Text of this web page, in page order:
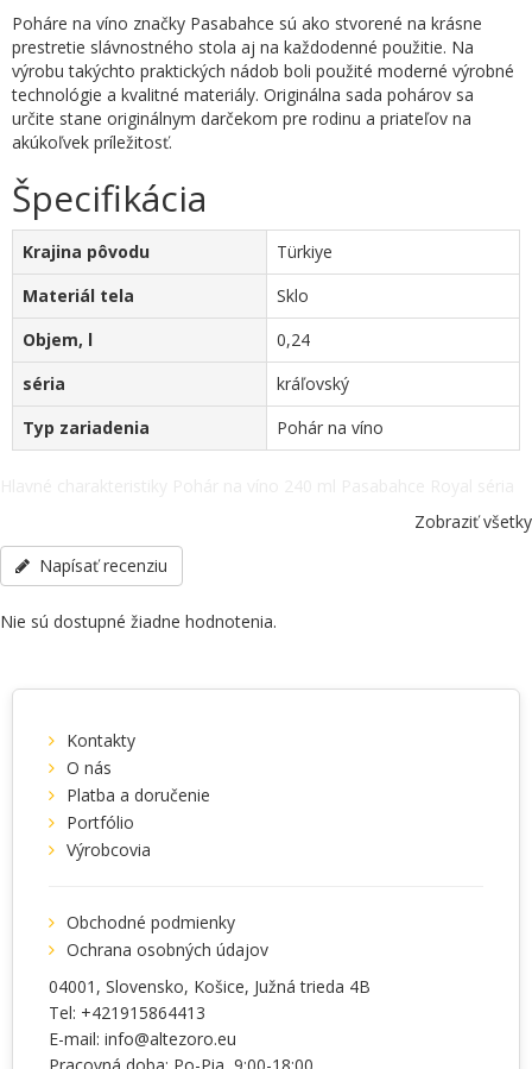
Poháre na víno značky Pasabahce sú ako stvorené na krásne
prestretie slávnostného stola aj na každodenné použitie. Na
výrobu takýchto praktických nádob boli použité moderné výrobné
technológie a kvalitné materiály. Originálna sada pohárov sa
určite stane originálnym darčekom pre rodinu a priateľov na
akúkoľvek príležitosť.
Špecifikácia
Krajina pôvodu
Türkiye
Materiál tela
Sklo
Objem, l
0,24
séria
kráľovský
Typ zariadenia
Pohár na víno
séria - kráľovský, Typ zariadenia - Pohár na víno, ostatné špecifikácie
telefonicky: +38(067) 5710158.
Zobraziť všetky
Napísať recenziu
Nie sú dostupné žiadne hodnotenia.
Kontakty
O nás
Platba a doručenie
Portfólio
Výrobcovia
Obchodné podmienky
Ochrana osobných údajov
04001 , Slovensko, Košice, Južná trieda 4B
Tel: +421915864413
E-mail: info@altezoro.eu
Pracovná doba: Po-Pia, 9:00-18:00